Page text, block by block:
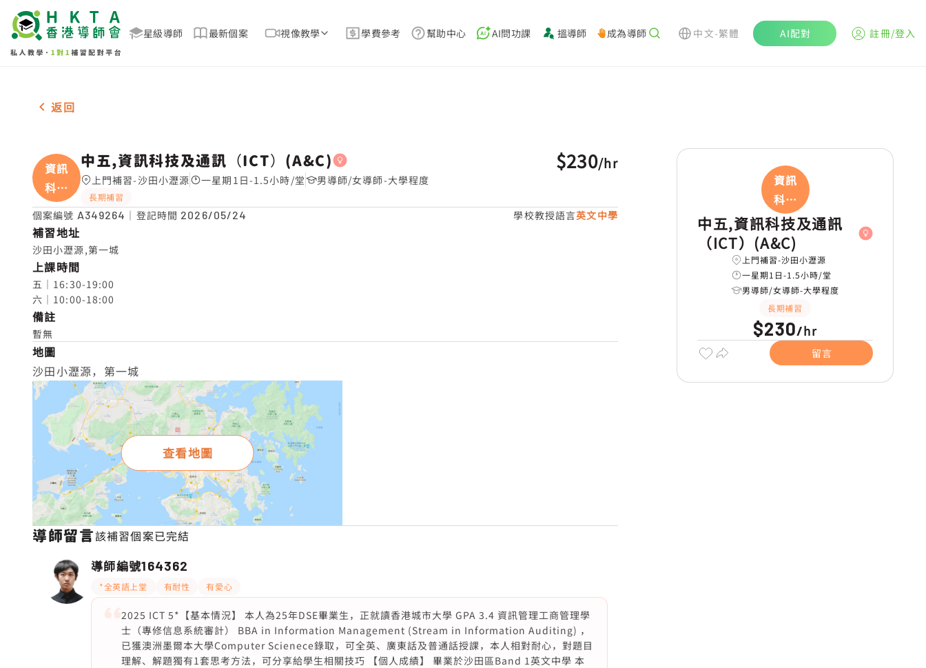
星級導師 最新個案 視像教學 學費參考 幫助中心 AI問功課 搵導師 成為導師 中文-繁體 AI配對 註冊/登入
女-1名 中五,資訊科技及通訊（ICT）(A&C)，沙田小瀝源 補習推介
返回
資訊
科技
及
中五,資訊科技及通訊（ICT）(A&C)
上門補習-沙田小瀝源 一星期1日-1.5小時/堂 男導師/女導師-大學程度
長期補習
$230/hr
個案編號 A349264 ｜登記時間 2026/05/24 學校教授語言英文中學
補習地址
沙田小瀝源,第一城
上課時間
五｜16:30-19:00
六｜10:00-18:00
備註
暫無
地圖
沙田小瀝源，第一城
查看地圖
導師留言該補習個案已完結
導師編號164362
*全英語上堂 有耐性 有愛心
2025 ICT 5*【基本情況】 本人為25年DSE畢業生，正就讀香港城市大學 GPA 3.4 資訊管理工商管理學
士（專修信息系統審計） BBA in Information Management (Stream in Information Auditing) ，
已獲澳洲墨爾本大學Computer Scienece錄取，可全英、廣東話及普通話授課，本人相對耐心，對題目
理解、解題獨有1套思考方法，可分享給學生相關技巧 【個人成績】 畢業於沙田區Band 1英文中學 本
資訊
科技
及
中五,資訊科技及通訊
（ICT）(A&C)
上門補習-沙田小瀝源
一星期1日-1.5小時/堂
男導師/女導師-大學程度
長期補習
$230/hr
留言